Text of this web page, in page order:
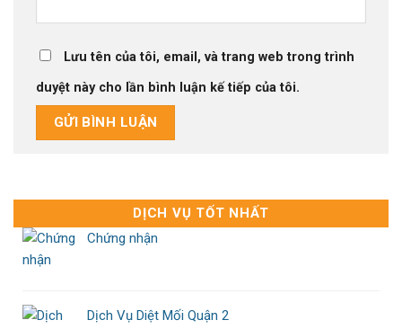
Lưu tên của tôi, email, và trang web trong trình
duyệt này cho lần bình luận kế tiếp của tôi.
DỊCH VỤ TỐT NHẤT
Chứng nhận
Dịch Vụ Diệt Mối Quận 2